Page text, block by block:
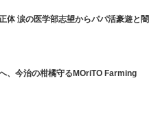
体 涙の医学部志望からパパ活豪遊と闇
、今治の柑橘守るMOriTO Farming